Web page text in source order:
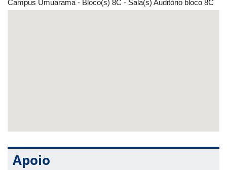
Campus Umuarama - Bloco(s) 8C - Sala(s) Auditório bloco 8C
Apoio